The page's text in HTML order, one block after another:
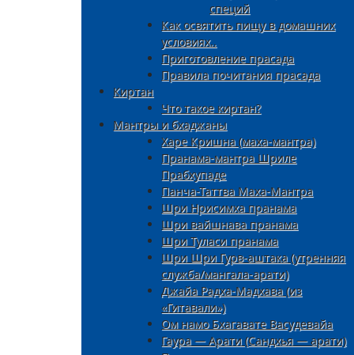
специй
Как освятить пищу в домашних
условиях..
Приготовление прасада
Правила почитания прасада
Киртан
Что такое киртан?
Мантры и бхаджаны
Харе Кришна (маха-мантра)
Пранама-мантра Шриле
Прабхупаде
Панча-Таттва Маха-Мантра
Шри Нрисимха пранама
Шри вайшнава пранама
Шри Туласи пранама
Шри Шри Гурв-аштака (утренняя
служба/мангала-арати)
Джайа Радха-Мадхава (из
«Гитавали»)
Ом намо Бхагавате Васудевайа
Гаура — Арати (Сандхья — арати)